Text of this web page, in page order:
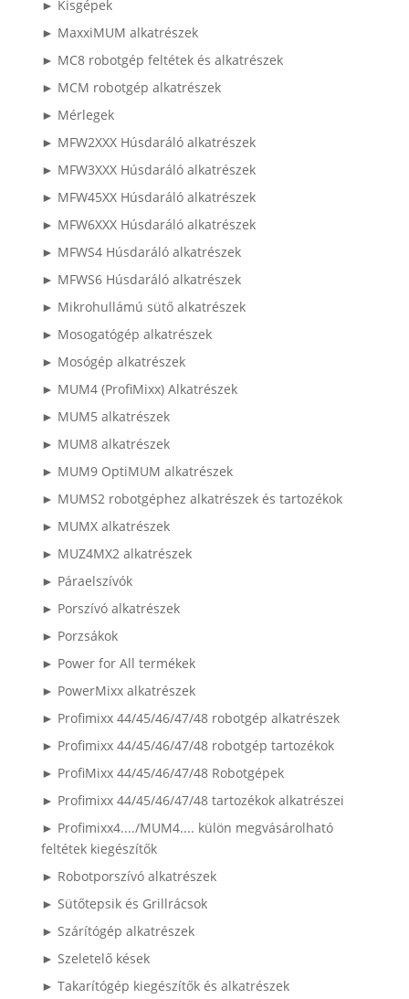
► Kisgépek
► MaxxiMUM alkatrészek
► MC8 robotgép feltétek és alkatrészek
► MCM robotgép alkatrészek
► Mérlegek
► MFW2XXX Húsdaráló alkatrészek
► MFW3XXX Húsdaráló alkatrészek
► MFW45XX Húsdaráló alkatrészek
► MFW6XXX Húsdaráló alkatrészek
► MFWS4 Húsdaráló alkatrészek
► MFWS6 Húsdaráló alkatrészek
► Mikrohullámú sütő alkatrészek
► Mosogatógép alkatrészek
► Mosógép alkatrészek
► MUM4 (ProfiMixx) Alkatrészek
► MUM5 alkatrészek
► MUM8 alkatrészek
► MUM9 OptiMUM alkatrészek
► MUMS2 robotgéphez alkatrészek és tartozékok
► MUMX alkatrészek
► MUZ4MX2 alkatrészek
► Páraelszívók
► Porszívó alkatrészek
► Porzsákok
► Power for All termékek
► PowerMixx alkatrészek
► Profimixx 44/45/46/47/48 robotgép alkatrészek
► Profimixx 44/45/46/47/48 robotgép tartozékok
► ProfiMixx 44/45/46/47/48 Robotgépek
► Profimixx 44/45/46/47/48 tartozékok alkatrészei
► Profimixx4..../MUM4.... külön megvásárolható
feltétek kiegészítők
► Robotporszívó alkatrészek
► Sütőtepsik és Grillrácsok
► Szárítógép alkatrészek
► Szeletelő kések
► Takarítógép kiegészítők és alkatrészek